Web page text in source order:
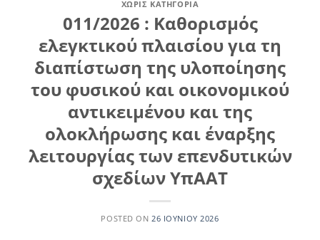
ΧΩΡΊΣ ΚΑΤΗΓΟΡΊΑ
011/2026 : Καθορισμός
ελεγκτικού πλαισίου για τη
διαπίστωση της υλοποίησης
του φυσικού και οικονομικού
αντικειμένου και της
ολοκλήρωσης και έναρξης
λειτουργίας των επενδυτικών
σχεδίων ΥπΑΑΤ
POSTED ON 26 ΙΟΥΝΊΟΥ 2026